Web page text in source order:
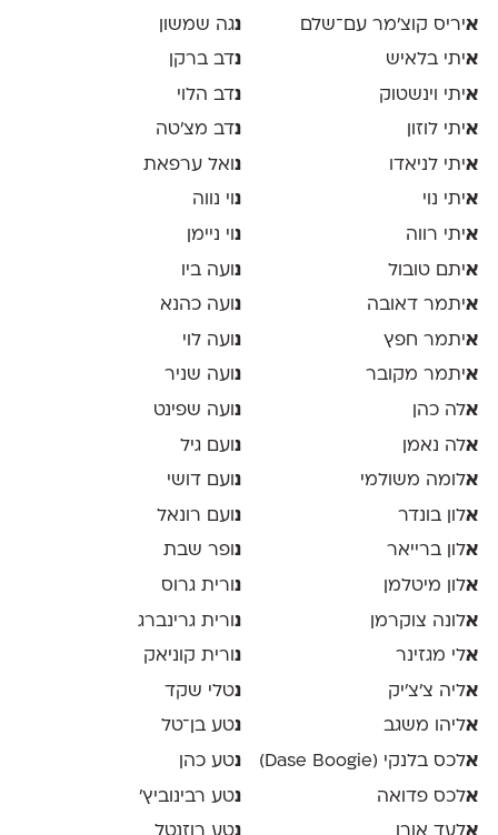
איריס קוצ׳מר עם־שלם
איתי בלאיש
איתי וינשטוק
איתי לוזון
איתי לניאדו
איתי נוי
איתי רווה
איתם טובול
איתמר דאובה
איתמר חפץ
איתמר מקובר
אלה כהן
אלה נאמן
אלומה משולמי
אלון בונדר
אלון ברייאר
אלון מיטלמן
אלונה צוקרמן
אלי מגזינר
אליה צ׳צ׳יק
אליהו משגב
אלכס בלנקי (Dase Boogie)
אלכס פדואה
נגה שמשון
נדב ברקן
נדב הלוי
נדב מצ׳טה
נ ואל ערפאת
נוי נווה
נ וי ניימן
נ ועה ביו
נועה כהנא
נ ועה לוי
נועה שניר
נ ועה שפינט
נ ועם גיל
נועם דושי
נ ועם רונאל
נופר שבת
נ ורית גרוס
נ ורית גרינברג
נורית קוניאק
נטלי שקד
נטע בן־טל
נטע כהן
נטע רבינוביץ׳